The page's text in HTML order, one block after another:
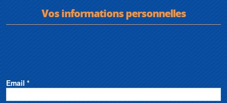
Vos informations personnelles
Email *